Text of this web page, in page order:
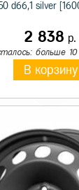
d66,1 silver
2 838 р.
больше
В корзину